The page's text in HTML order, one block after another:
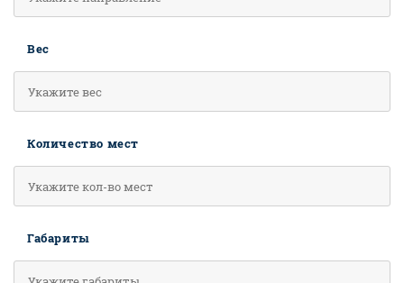
Вес
Количество мест
Габариты